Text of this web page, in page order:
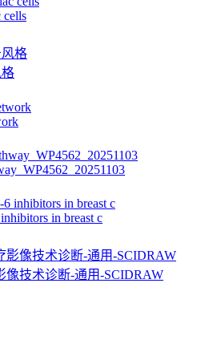
cells
in breast c
像技术诊断-通用-SCIDRAW